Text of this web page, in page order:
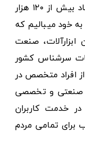
کالاهای صنعتی توانسته مورد اعتماد بیش از ۱۲۰ هزار
به خود میبالیم که
ابزارآلات، صنعت
سرشناس کشور
افراد متخصص در
صنعتی و تخصصی
خدمت کاربران
برای تمامی مردم